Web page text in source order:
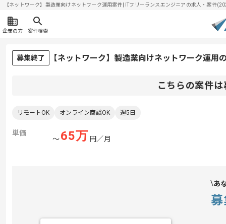
【ネットワーク】製造業向けネットワーク運用案件| ITフリーランスエンジニアの求人・案件
企業の方 案件検索
募集終了 【ネットワーク】製造業向けネットワーク運用
こちらの案件
リモートOK オンライン商談OK 週5日
単価
〜65万 円／月
あ